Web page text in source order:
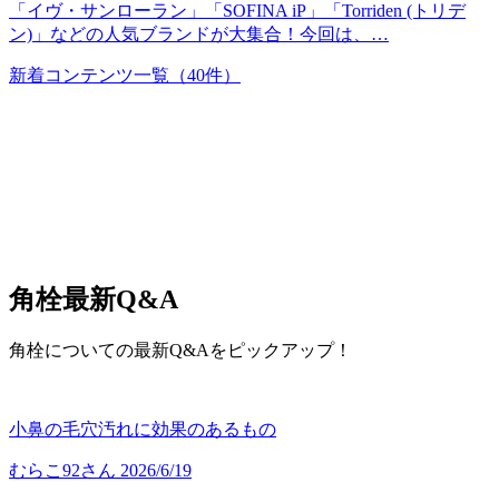
「イヴ・サンローラン」「SOFINA iP」「Torriden (トリデ
ン)」などの人気ブランドが大集合！今回は、…
新着コンテンツ一覧 （40件）
角栓最新Q&A
角栓についての最新Q&Aをピックアップ！
小鼻の毛穴汚れに効果のあるもの
むらこ92さん 2026/6/19